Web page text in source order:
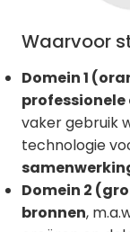
Waarvoor
Domein 1
vaker gebruik
technologie
Domein 2
bronnen,